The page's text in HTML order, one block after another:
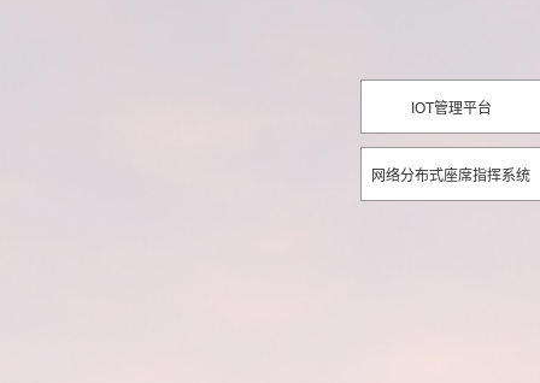
IOT管理平台
网络分布式座席指挥系统